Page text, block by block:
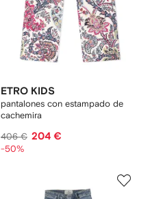
ETRO KIDS
pantalones con estampado de
cachemira
406 € 204 €
-50%